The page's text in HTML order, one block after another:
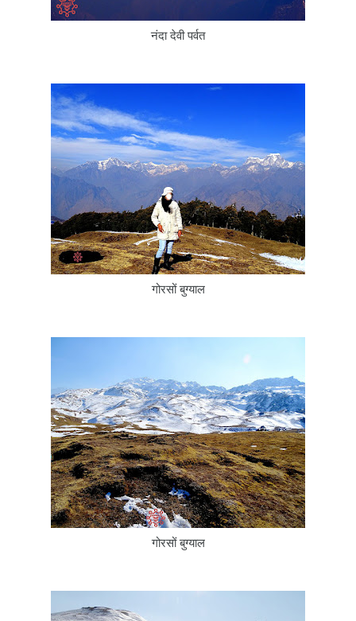
नंदा देवी पर्वत
गोरसों बुग्याल
गोरसों बुग्याल